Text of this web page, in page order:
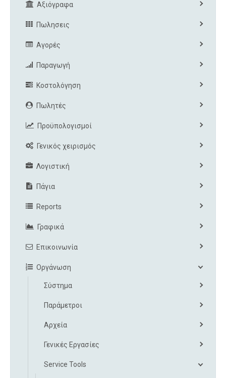
Αξιόγραφα
Πωλησεις
Αγορές
Παραγωγή
Κοστολόγηση
Πωλητές
Προϋπολογισμοί
Γενικός χειρισμός
Λογιστική
Πάγια
Reports
Γραφικά
Επικοινωνία
Οργάνωση
Σύστημα
Παράμετροι
Αρχεία
Γενικές Εργασίες
Service Tools